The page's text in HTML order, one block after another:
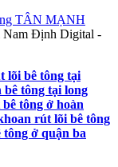
TÂN MẠNH
Nam Định Digital -
lõi bê tông tại
bê tông tại long
tông ở hoàn
rút lõi bê tông
tông ở quận ba